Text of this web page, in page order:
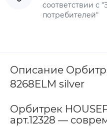
соответствии с
потребителей"
Описание
8268ELM silver
Орбитрек
арт.12328 —